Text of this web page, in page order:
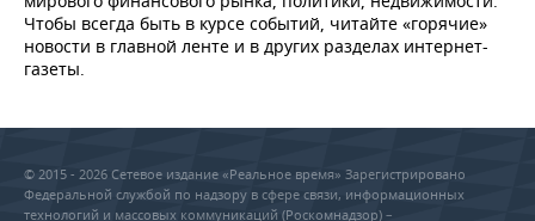
Чтобы всегда быть в курсе событий, читайте «горячие»
новости в главной ленте и в других разделах интернет-
газеты.
© 2015 - 2026 Сетевое издание «Реальное время» Зарегистрировано
Федеральной службой по надзору в сфере связи, информационных
технологий и массовых коммуникаций (Роскомнадзор) –